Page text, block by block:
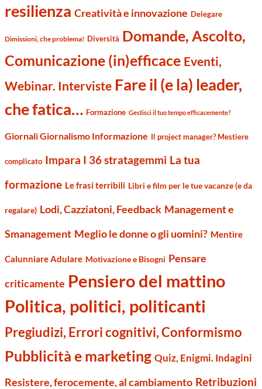
resilienza Creatività e innovazione Delegare
Dimissioni, che problema! Diversità Domande, Ascolto,
Comunicazione (in)efficace Eventi,
Webinar. Interviste Fare il (e la) leader,
che fatica… Formazione Gestisci il tuo tempo efficacemente?
Giornali Giornalismo Informazione Il project manager? Mestiere
complicato Impara I 36 stratagemmi La tua
formazione Le frasi terribili Libri e film per le tue vacanze (e da
regalare) Lodi, Cazziatoni, Feedback Management e
Smanagement Meglio le donne o gli uomini? Mentire
Calunniare Adulare Motivazione e Bisogni Pensare
criticamente Pensiero del mattino
Politica, politici, politicanti
Pregiudizi, Errori cognitivi, Conformismo
Pubblicità e marketing Quiz, Enigmi. Indagini
Resistere, ferocemente, al cambiamento Retribuzioni